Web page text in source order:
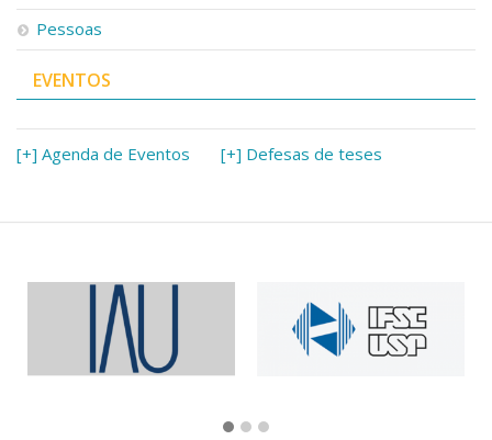
Pessoas
EVENTOS
[+] Agenda de Eventos [+] Defesas de teses